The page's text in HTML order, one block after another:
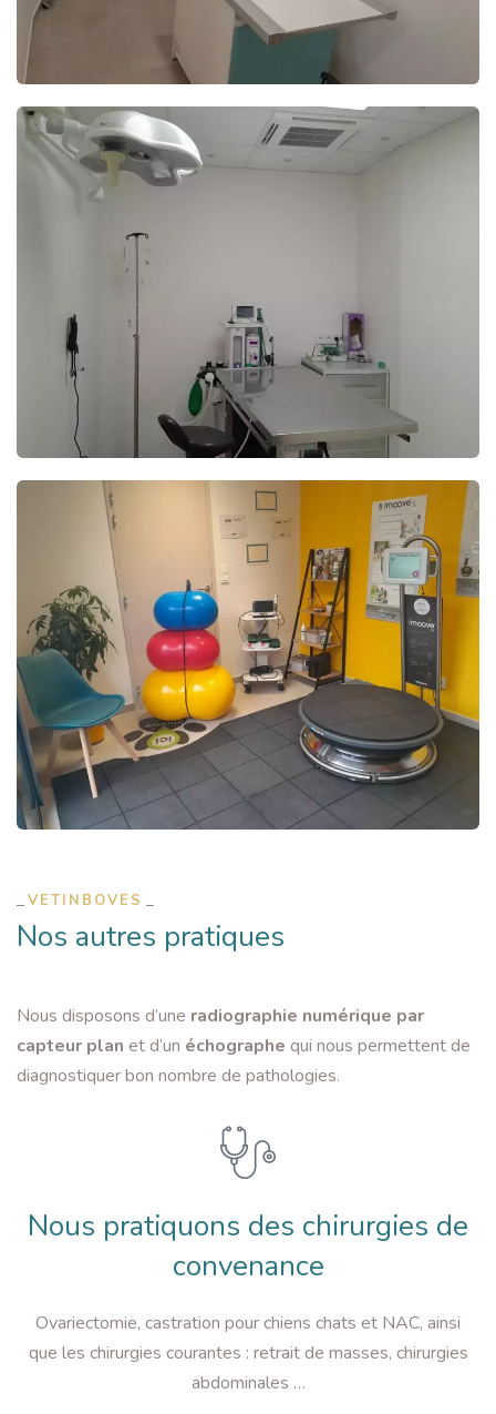
VETINBOVES
Nos autres pratiques
Nous disposons d’une radiographie numérique par
capteur plan et d’un échographe qui nous permettent de
diagnostiquer bon nombre de pathologies.
Nous pratiquons des chirurgies de
convenance
Ovariectomie, castration pour chiens chats et NAC, ainsi
que les chirurgies courantes : retrait de masses, chirurgies
abdominales …